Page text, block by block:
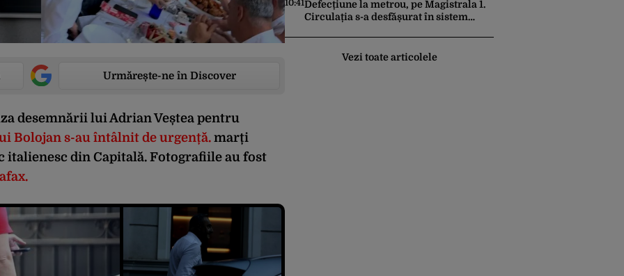
Urmărește-ne în Discover
desemnării lui Adrian Veștea pentru
Bolojan s-au întâlnit de urgență. marți
italienesc din Capitală. Fotografiile au fost
10:41Defecțiune la metrou, pe Magistrala 1.
Circulația s-a desfășurat în sistem
Vezi toate articolele